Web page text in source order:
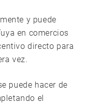
y puede
en comercios
directo para
vez.
puede hacer de
el